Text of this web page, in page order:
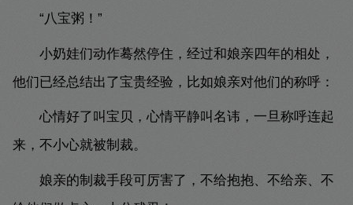
“八宝粥！”
小奶娃们动作蓦然停住，经过和娘亲四年的相处，
他们已经总结出了宝贵经验，比如娘亲对他们的称呼：
心情好了叫宝贝，心情平静叫名讳，一旦称呼连起
来，不小心就被制裁。
娘亲的制裁手段可厉害了，不给抱抱、不给亲、不